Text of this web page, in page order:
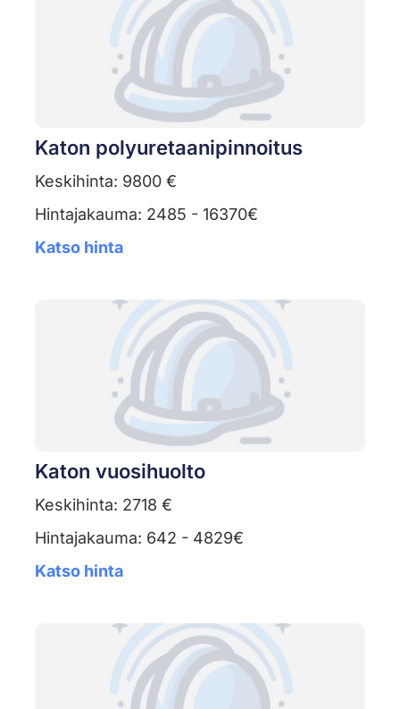
Katon polyuretaanipinnoitus
Keskihinta: 9800 €
Hintajakauma: 2485 - 16370€
Katso hinta
Katon vuosihuolto
Keskihinta: 2718 €
Hintajakauma: 642 - 4829€
Katso hinta